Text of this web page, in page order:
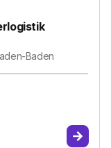
Baden